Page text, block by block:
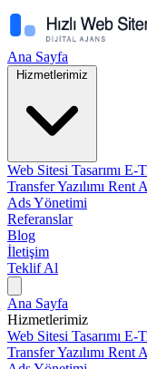
Ana Sayfa
Hizmetlerimiz
Web Sitesi Tasarımı E-
Transfer Yazılımı Rent A
Ads Yönetimi
Referanslar
Blog
İletişim
Teklif Al
Ana Sayfa
Hizmetlerimiz
Web Sitesi Tasarımı E-
Transfer Yazılımı Rent A